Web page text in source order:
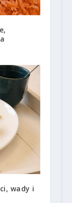
wady i